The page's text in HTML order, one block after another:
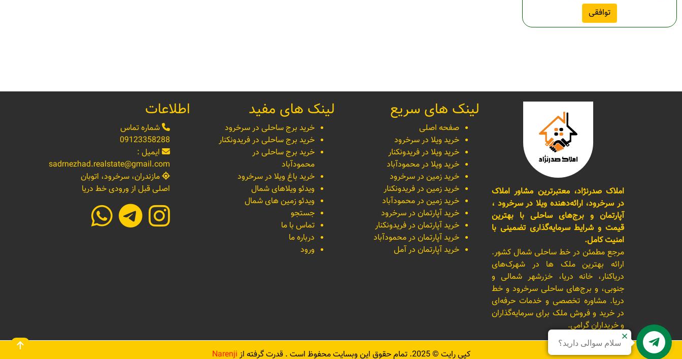
توافقی
املاک صدرنژاد، معتبرترین مشاور املاک
در سرخرود، ارائه‌دهنده ویلا در سرخرود ،
آپارتمان و برج‌های ساحلی با بهترین
قیمت و شرایط سرمایه‌گذاری تضمینی با
امنیت کامل.
مرجع مطمئن در خط ساحلی شمال کشور.
ارائه بهترین ملک ها در شهرک‌های
دریاکنار، خانه دریا، خزرشهر شمالی و
جنوبی، و برج‌های ساحلی سرخرود و خط
دریا. مشاوره تخصصی و خدمات حرفه‌ای
در خرید و فروش ملک برای سرمایه‌گذاران
و خریداران گرامی.
لینک های سریع
صفحه اصلی
خرید ویلا در سرخرود
خرید ویلا در فریدونکنار
خرید ویلا در محمودآباد
خرید زمین در سرخرود
خرید زمین در فریدونکنار
خرید زمین در محمودآباد
خرید آپارتمان در سرخرود
خرید آپارتمان در فریدونکنار
خرید آپارتمان در محمودآباد
خرید آپارتمان در آمل
لینک های مفید
خرید برج ساحلی در سرخرود
خرید برج ساحلی در فریدونکنار
خرید برج ساحلی در
محمودآباد
خرید باغ ویلا در سرخرود
ویدئو ویلاهای شمال
ویدئو زمین های شمال
جستجو
تماس با ما
درباره ما
ورود
اطلاعات
شماره تماس
09123358288
ایمیل :
sadrnezhad.realstate@gmail.com
مازندران، سرخرود، اتوبان
اصلی قبل از ورودی خط دریا
کپی رایت ©2025. تمام حقوق این وبسایت محفوظ است . قدرت گرفته از Narenji
سلام سوالی دارید؟